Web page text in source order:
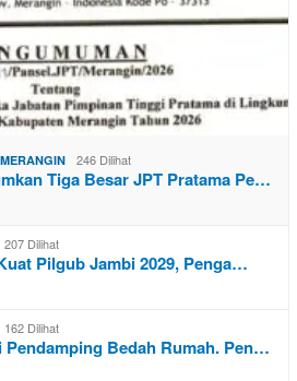
MERANGIN 246 Dilihat
Tiga Besar JPT Pratama Pe…
207 Dilihat
Pilgub Jambi 2029, Penga…
162 Dilihat
Pendamping Bedah Rumah. Pen…